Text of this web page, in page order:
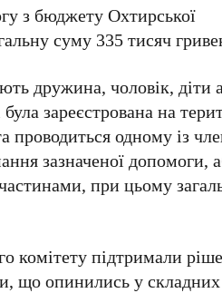
з бюджету Охтирської
суму 335 тисяч
дружина, чоловік, діти
зареєстрована на
проводиться одному із
зазначеної допомоги,
при цьому
комітету підтримали
що опинились у складних